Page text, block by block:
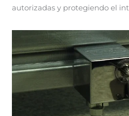
autorizadas y protegiendo el